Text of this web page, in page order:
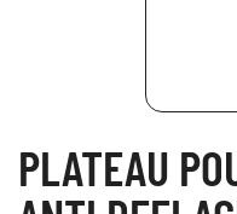
PLATEAU